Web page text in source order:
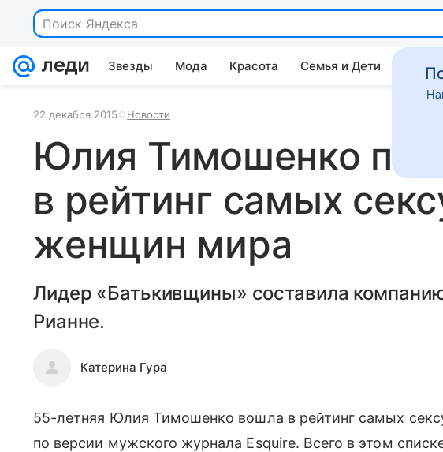
Звезды Мода Красота Семья и Дети Дом
22 декабря 2015 Новости
Юлия Тимошенко
в рейтинг самых
женщин мира
Лидер «Батькивщины» составила
Рианне.
Катерина Гура
55-летняя Юлия Тимошенко вошла в рейтинг самых
по версии мужского журнала Esquire. Всего в этом